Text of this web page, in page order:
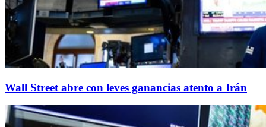
Wall Street abre con leves ganancias atento a Irán